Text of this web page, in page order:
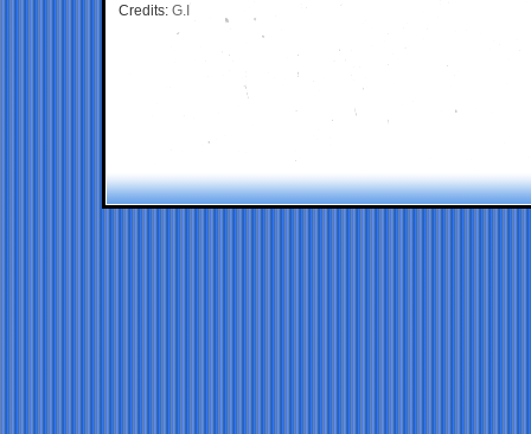
Credits: G.I